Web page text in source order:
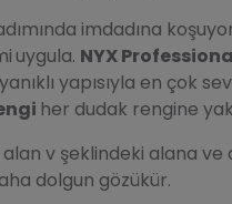
imdadına
uygula. NYX
yapısıyla en çok
her dudak rengine
v şeklindeki alana ve
dolgun gözükür.